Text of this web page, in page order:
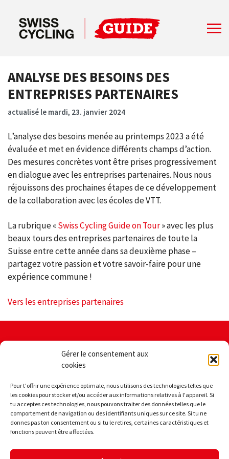
Gérer le consentement aux
cookies
Pour t'offrir une expérience optimale, nous utilisons des technologies telles que
les cookies pour stocker et/ou accéder aux informations relatives à l'appareil. Si
tu acceptes ces technologies, nous pouvons traiter des données telles que le
comportement de navigation ou des identifiants uniques sur ce site. Si tu ne
donnes pas ton consentement ou si tu le retires, certaines caractéristiques et
fonctions peuvent être affectées.
ANALYSE DES BESOINS DES
ENTREPRISES PARTENAIRES
actualisé le mardi, 23. janvier 2024
L’analyse des besoins menée au printemps 2023 a été
évaluée et met en évidence différents champs d’action.
Des mesures concrètes vont être prises progressivement
en dialogue avec les entreprises partenaires. Nous nous
réjouissons des prochaines étapes de ce développement
de la collaboration avec les écoles de VTT.
La rubrique «Swiss Cycling Guide on Tour» avec les plus
beaux tours des entreprises partenaires de toute la
Suisse entre cette année dans sa deuxième phase –
partagez votre passion et votre savoir-faire pour une
expérience commune !
Vers les entreprises partenaires
Swiss Cycling Guide
CH-2540 Grenchen
Accessibilité
Lu - Je: 08:30-11:30 et
13:30-16:30 heures
juridiques
Déclaration
de
protection
des
données
de